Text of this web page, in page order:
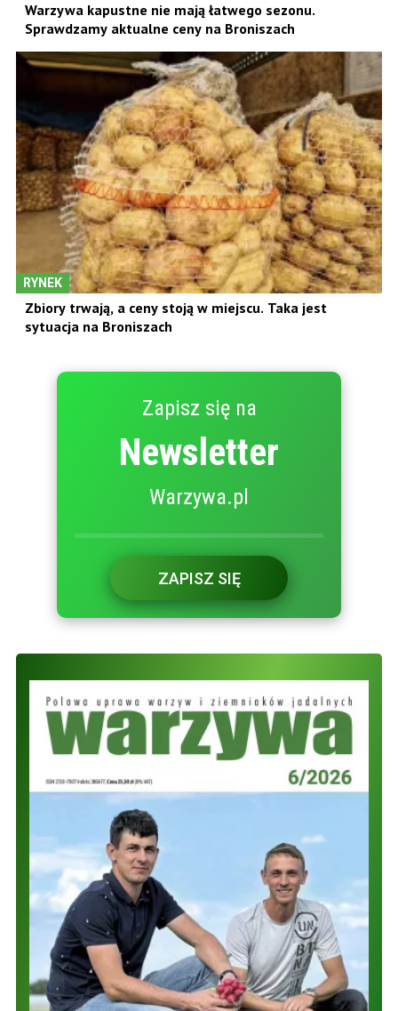
Warzywa kapustne nie mają łatwego sezonu.
Sprawdzamy aktualne ceny na Broniszach
RYNEK
Zbiory trwają, a ceny stoją w miejscu. Taka jest
sytuacja na Broniszach
Zapisz się na
Newsletter
Warzywa.pl
ZAPISZ SIĘ